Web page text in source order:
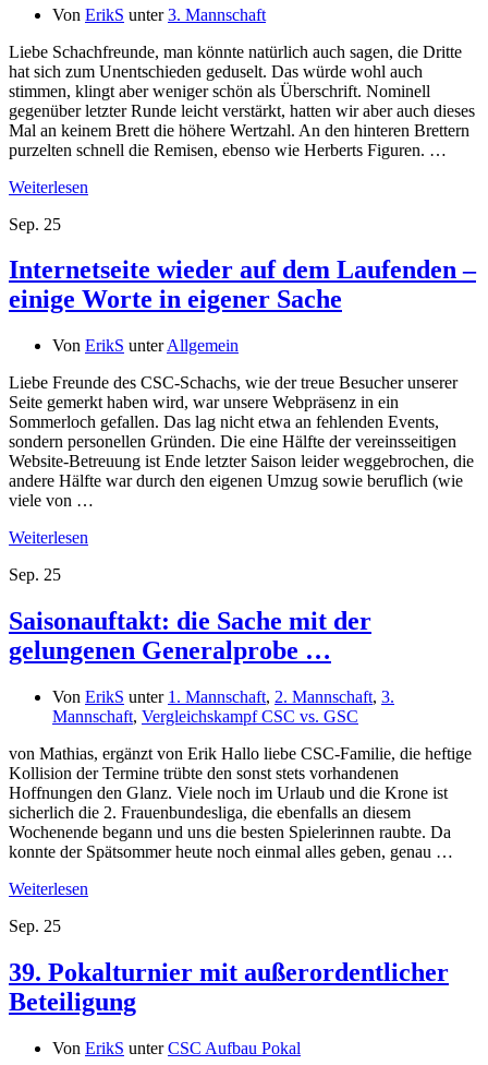
Von ErikS unter3. Mannschaft
Liebe Schachfreunde, man könnte natürlich auch sagen, die Dritte
hat sich zum Unentschieden geduselt. Das würde wohl auch
stimmen, klingt aber weniger schön als Überschrift. Nominell
gegenüber letzter Runde leicht verstärkt, hatten wir aber auch dieses
Mal an keinem Brett die höhere Wertzahl. An den hinteren Brettern
purzelten schnell die Remisen, ebenso wie Herberts Figuren. …
Weiterlesen
Sep. 25
Internetseite wieder auf dem Laufenden –
einige Worte in eigener Sache
Von ErikS unterAllgemein
Liebe Freunde des CSC-Schachs, wie der treue Besucher unserer
Seite gemerkt haben wird, war unsere Webpräsenz in ein
Sommerloch gefallen. Das lag nicht etwa an fehlenden Events,
sondern personellen Gründen. Die eine Hälfte der vereinsseitigen
Website-Betreuung ist Ende letzter Saison leider weggebrochen, die
andere Hälfte war durch den eigenen Umzug sowie beruflich (wie
viele von …
Weiterlesen
Sep. 25
Saisonauftakt: die Sache mit der
gelungenen Generalprobe …
Von ErikS unter 1. Mannschaft, 2. Mannschaft, 3.
Mannschaft, Vergleichskampf CSC vs. GSC
von Mathias, ergänzt von Erik Hallo liebe CSC-Familie, die heftige
Kollision der Termine trübte den sonst stets vorhandenen
Hoffnungen den Glanz. Viele noch im Urlaub und die Krone ist
sicherlich die 2. Frauenbundesliga, die ebenfalls an diesem
Wochenende begann und uns die besten Spielerinnen raubte. Da
konnte der Spätsommer heute noch einmal alles geben, genau …
Weiterlesen
Sep. 25
39. Pokalturnier mit außerordentlicher
Beteiligung
Von ErikS unterCSC Aufbau Pokal